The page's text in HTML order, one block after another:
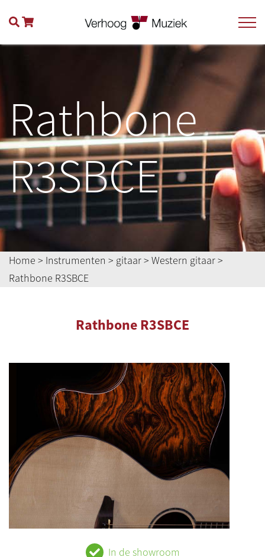
Rathbone
R3SBCE
Home > Instrumenten > gitaar> Western gitaar>
Rathbone R3SBCE
Rathbone R3SBCE
In de showroom